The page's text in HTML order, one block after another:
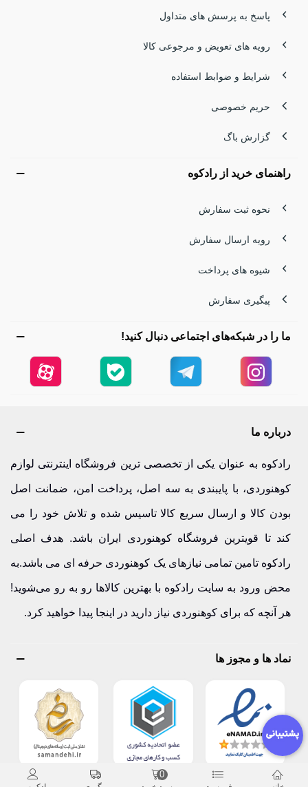
پاسخ به پرسش های متداول
رویه های تعویض و مرجوعی کالا
شرایط و ضوابط استفاده
حریم خصوصی
گزارش باگ
راهنمای خرید از رادکوه
نحوه ثبت سفارش
رویه ارسال سفارش
شیوه های پرداخت
پیگیری سفارش
ما را در شبکه‌های اجتماعی دنبال کنید!
درباره ما
رادکوه به عنوان یکی از تخصصی ترین فروشگاه اینترنتی لوازم
کوهنوردی، با پایبندی به سه اصل، پرداخت امن، ضمانت اصل
بودن کالا و ارسال سریع کالا تاسیس شده و تلاش خود را می
کند تا قویترین فروشگاه کوهنوردی ایران باشد. هدف اصلی
رادکوه تامین تمامی نیازهای یک کوهنوردی حرفه ای می باشد.به
محض ورود به سایت رادکوه با بهترین کالاها رو به رو می‌شوید!
هر آنچه که برای کوهنوردی نیاز دارید در اینجا پیدا خواهید کرد.
نماد ها و مجوز ها
0